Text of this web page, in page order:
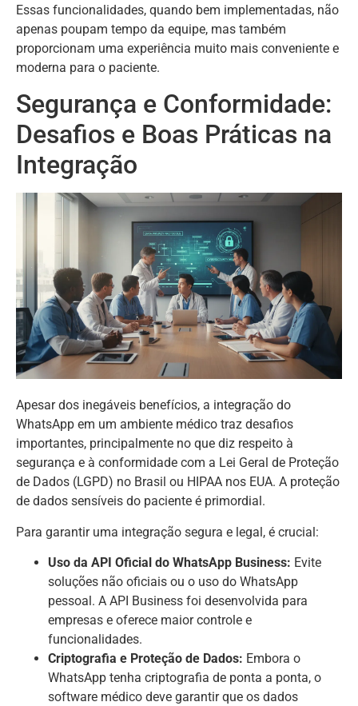
Essas funcionalidades, quando bem implementadas, não
apenas poupam tempo da equipe, mas também
proporcionam uma experiência muito mais conveniente e
moderna para o paciente.
Segurança e Conformidade:
Desafios e Boas Práticas na
Integração
Apesar dos inegáveis benefícios, a integração do
WhatsApp em um ambiente médico traz desafios
importantes, principalmente no que diz respeito à
segurança e à conformidade com a Lei Geral de Proteção
de Dados (LGPD) no Brasil ou HIPAA nos EUA. A proteção
de dados sensíveis do paciente é primordial.
Para garantir uma integração segura e legal, é crucial:
Uso da API Oficial do WhatsApp Business: Evite
soluções não oficiais ou o uso do WhatsApp
pessoal. A API Business foi desenvolvida para
empresas e oferece maior controle e
funcionalidades.
Criptografia e Proteção de Dados: Embora o
WhatsApp tenha criptografia de ponta a ponta, o
software médico deve garantir que os dados